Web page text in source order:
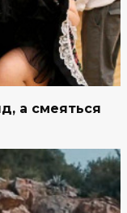
а смеяться